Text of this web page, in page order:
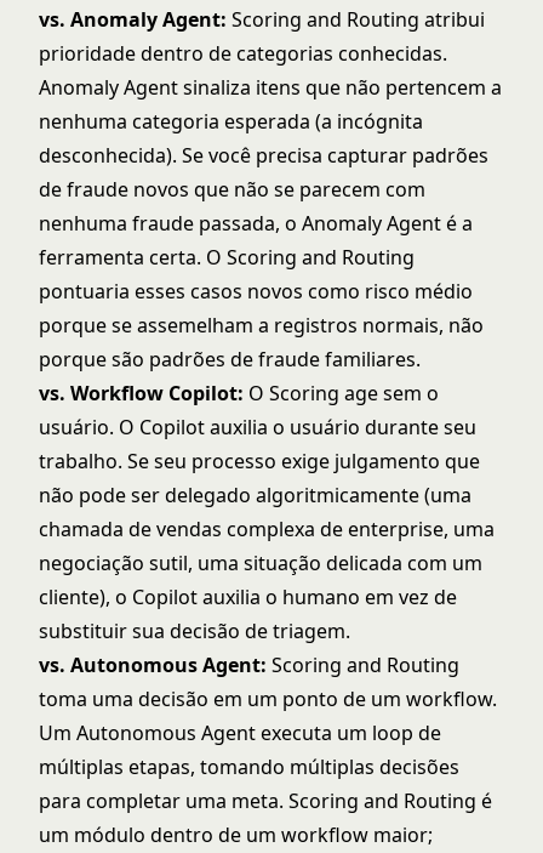
vs. Anomaly Agent: Scoring and Routing atribui
prioridade dentro de categorias conhecidas.
Anomaly Agent sinaliza itens que não pertencem a
nenhuma categoria esperada (a incógnita
desconhecida). Se você precisa capturar padrões
de fraude novos que não se parecem com
nenhuma fraude passada, o Anomaly Agent é a
ferramenta certa. O Scoring and Routing
pontuaria esses casos novos como risco médio
porque se assemelham a registros normais, não
porque são padrões de fraude familiares.
vs. Workflow Copilot: O Scoring age sem o
usuário. O Copilot auxilia o usuário durante seu
trabalho. Se seu processo exige julgamento que
não pode ser delegado algoritmicamente (uma
chamada de vendas complexa de enterprise, uma
negociação sutil, uma situação delicada com um
cliente), o Copilot auxilia o humano em vez de
substituir sua decisão de triagem.
vs. Autonomous Agent: Scoring and Routing
toma uma decisão em um ponto de um workflow.
Um Autonomous Agent executa um loop de
múltiplas etapas, tomando múltiplas decisões
para completar uma meta. Scoring and Routing é
um módulo dentro de um workflow maior;